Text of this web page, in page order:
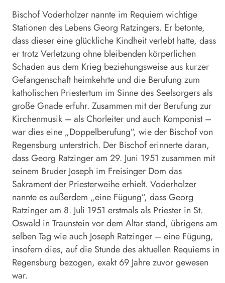
Bischof Voderholzer nannte im Requiem wichtige
Stationen des Lebens Georg Ratzingers. Er betonte,
dass dieser eine glückliche Kindheit verlebt hatte, dass
er trotz Verletzung ohne bleibenden körperlichen
Schaden aus dem Krieg beziehungsweise aus kurzer
Gefangenschaft heimkehrte und die Berufung zum
katholischen Priestertum im Sinne des Seelsorgers als
große Gnade erfuhr. Zusammen mit der Berufung zur
Kirchenmusik – als Chorleiter und auch Komponist –
war dies eine „Doppelberufung“, wie der Bischof von
Regensburg unterstrich. Der Bischof erinnerte daran,
dass Georg Ratzinger am 29. Juni 1951 zusammen mit
seinem Bruder Joseph im Freisinger Dom das
Sakrament der Priesterweihe erhielt. Voderholzer
nannte es außerdem „eine Fügung“, dass Georg
Ratzinger am 8. Juli 1951 erstmals als Priester in St.
Oswald in Traunstein vor dem Altar stand, übrigens am
selben Tag wie auch Joseph Ratzinger – eine Fügung,
insofern dies, auf die Stunde des aktuellen Requiems in
Regensburg bezogen, exakt 69 Jahre zuvor gewesen
war.